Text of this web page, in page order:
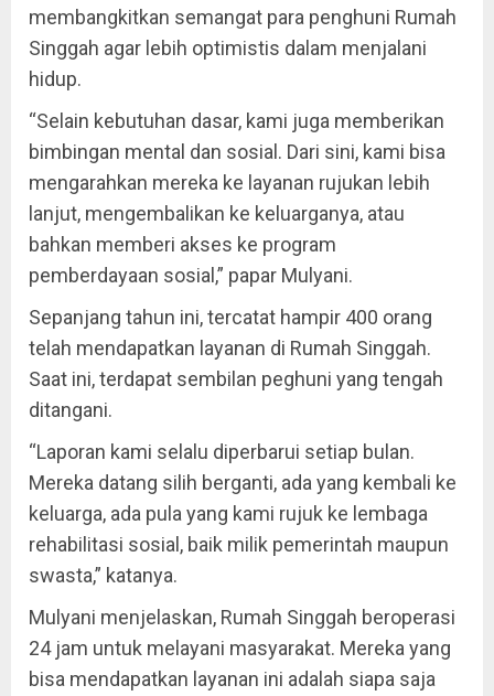
membangkitkan semangat para penghuni Rumah
Singgah agar lebih optimistis dalam menjalani
hidup.
“Selain kebutuhan dasar, kami juga memberikan
bimbingan mental dan sosial. Dari sini, kami bisa
mengarahkan mereka ke layanan rujukan lebih
lanjut, mengembalikan ke keluarganya, atau
bahkan memberi akses ke program
pemberdayaan sosial,” papar Mulyani.
Sepanjang tahun ini, tercatat hampir 400 orang
telah mendapatkan layanan di Rumah Singgah.
Saat ini, terdapat sembilan peghuni yang tengah
ditangani.
“Laporan kami selalu diperbarui setiap bulan.
Mereka datang silih berganti, ada yang kembali ke
keluarga, ada pula yang kami rujuk ke lembaga
rehabilitasi sosial, baik milik pemerintah maupun
swasta,” katanya.
Mulyani menjelaskan, Rumah Singgah beroperasi
24 jam untuk melayani masyarakat. Mereka yang
bisa mendapatkan layanan ini adalah siapa saja